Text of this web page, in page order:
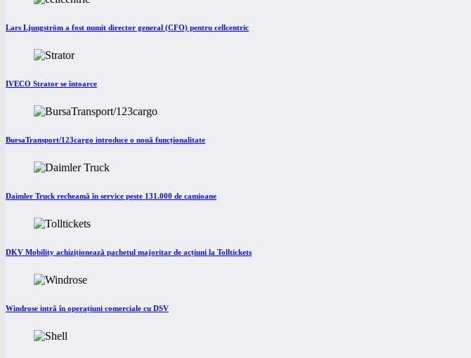
Lars Ljungström a fost numit director general (CFO) pentru cellcentric
IVECO Strator se întoarce
BursaTransport/123cargo introduce o nouă funcționalitate
Daimler Truck recheamă în service peste 131.000 de camioane
DKV Mobility achiziționează pachetul majoritar de acțiuni la Tolltickets
Windrose intră în operațiuni comerciale cu DSV